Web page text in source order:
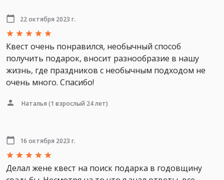
22 октября 2023 г.
Квест очень понравился, необычный способ
получить подарок, вносит разнообразие в нашу
жизнь, где праздников с необычным подходом не
очень много. Спасибо!
Наталья (1 взрослый 24 лет)
16 октября 2023 г.
Делал жене квест на поиск подарка в годовщину